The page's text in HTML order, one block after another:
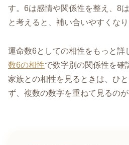
す。6は感情や関係性を整え、8
と考えると、補い合いやすくなり
運命数6としての相性をもっと詳
数6の相性で数字別の関係性を確
家族との相性を見るときは、ひ
ず、複数の数字を重ねて見るのが